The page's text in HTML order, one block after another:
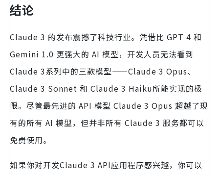
结论
Claude 3 的发布震撼了科技行业。凭借比 GPT 4 和
Gemini 1.0 更强大的 AI 模型，开发人员无法看到
Claude 3系列中的三款模型——Claude 3 Opus、
Claude 3 Sonnet 和 Claude 3 Haiku所能实现的极
限。尽管最先进的 API 模型 Claude 3 Opus 超越了现
有的所有 AI 模型，但并非所有 Claude 3 服务都可以
免费使用。
如果你对开发Claude 3 API应用程序感兴趣，你可以